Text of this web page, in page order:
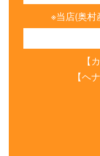
※当店(奥村
【
【ヘ